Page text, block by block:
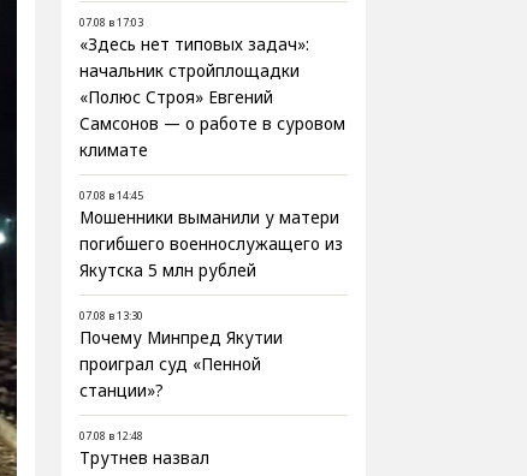
07.08 в 17:03
«Здесь нет типовых задач»:
начальник стройплощадки
«Полюс Строя» Евгений
Самсонов — о работе в суровом
климате
07.08 в 14:45
Мошенники выманили у матери
погибшего военнослужащего из
Якутска 5 млн рублей
07.08 в 13:30
Почему Минпред Якутии
проиграл суд «Пенной
станции»?
07.08 в 12:48
Трутнев назвал